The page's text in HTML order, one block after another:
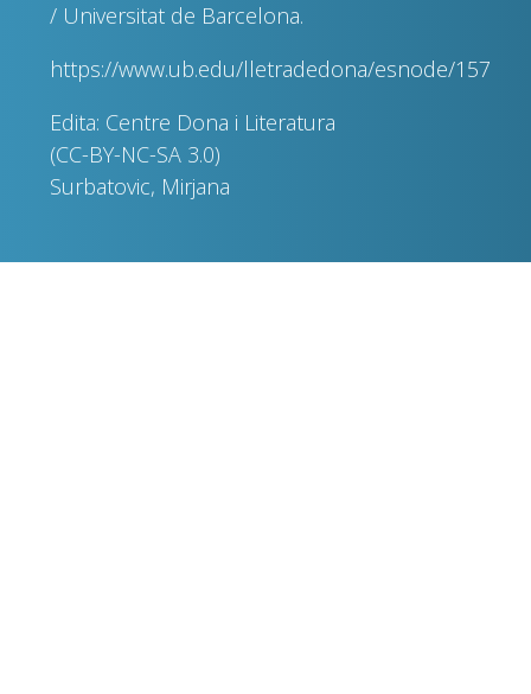
/ Universitat de Barcelona.
https://www.ub.edu/lletradedona/esnode/157
Edita: Centre Dona i Literatura
(CC-BY-NC-SA 3.0)
Surbatovic, Mirjana